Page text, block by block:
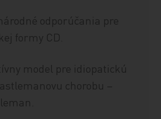
odporúčania pre
formy CD.
model pre idiopatickú
chorobu –